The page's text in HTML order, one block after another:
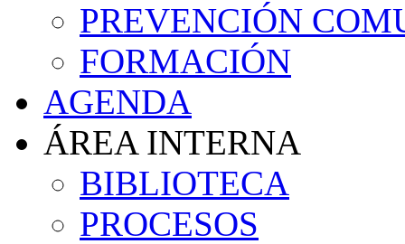
PREVENCIÓN
FORMACIÓN
AGENDA
ÁREA INTERNA
BIBLIOTECA
PROCESOS